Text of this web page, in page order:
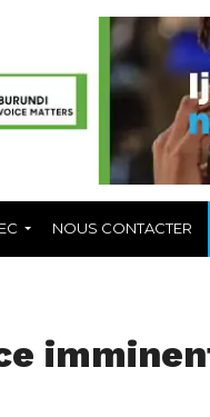
NOUS CONTACTER